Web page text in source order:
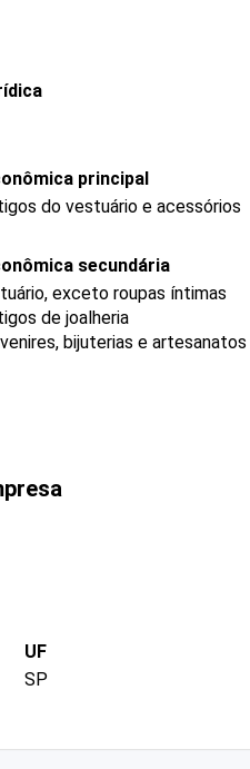
principal
do vestuário e acessórios
secundária
exceto roupas íntimas
de joalheria
bijuterias e artesanatos
UF
SP